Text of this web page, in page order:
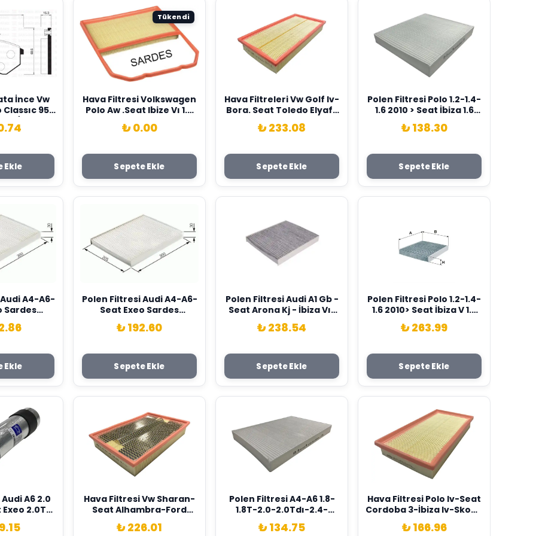
İnce Vw
Classıc 95-
97 / Caddy
Cordoba /
Ekle
Tükendi
Hava Filtresi Volkswagen
Polo Aw .Seat Ibize Vı 1.0
Mpı Sardes 04C129620E
₺ 0.00
Sepete Ekle
Hava Filtreleri Vw Golf Iv-
Bora. Seat Toledo Elyaflı
Sardes 1J0129620A
₺ 233.08
Sepete Ekle
Polen Filtresi Polo 1.2-1.4-
1.6 2010 > Seat İbiza 1.6
2011 > Sardes 6R0820367
₺ 138.30
Sepete Ekle
A4-A6-
Sardes
Ekle
Polen Filtresi Audi A4-A6-
Seat Exeo Sardes
4B0819439C-8E0819439C
₺ 192.60
Sepete Ekle
Polen Filtresi Audi A1 Gb -
Seat Arona Kj - İbiza Vı-
Vw Polo Vı Sardes
2Q0819653
₺ 238.54
Sepete Ekle
Polen Filtresi Polo 1.2-1.4-
1.6 2010> Seat İbiza V 1.6
2011>Fabıa 10> Karbonlu
Sardes 6R0819653
₺ 263.99
Sepete Ekle
A6 2.0
2.0Tdı
Hava Filtresi Vw Sharan-
Seat Alhambra-Ford
Galaxy Sardes
7M0129620A-1017035-
₺ 226.01
Polen Filtresi A4-A6 1.8-
1.8T-2.0-2.0Tdı-2.4-
2.5Tdı-2.7Tdı-3.0-3.2-
Seat Exeo Sc 577 Sardes
₺ 134.75
Hava Filtresi Polo Iv-Seat
Cordoba 3-İbiza Iv-Skoda
Fabıa I 1.2 12V Sardes
03E129620
₺ 166.96